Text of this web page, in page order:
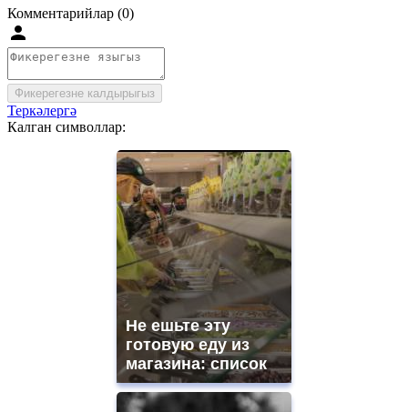
Комментарийлар (0)
Фикерегезне калдырыгыз
Теркәлергә
Калган символлар:
Не ешьте эту
готовую еду из
магазина: список